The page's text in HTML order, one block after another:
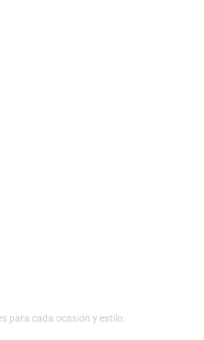
para cada ocasión y estilo.